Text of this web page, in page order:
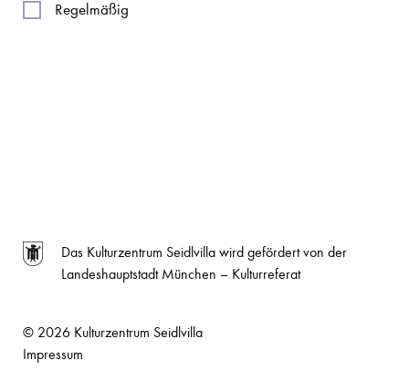
Regelmäßig
Das Kulturzentrum Seidlvilla wird gefördert von der
Landeshauptstadt München – Kulturreferat
© 2026 Kulturzentrum Seidlvilla
Impressum